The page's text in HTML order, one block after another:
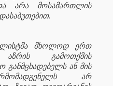
არა მოსამართლის
მხოლოდ ერთ
გამოთქმის
ან მის
არ